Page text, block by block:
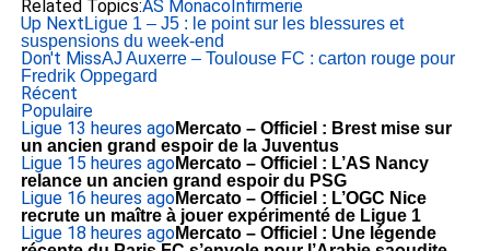
Related Topics:AS MonacoInfirmerie
Up Next Ligue 1 – J5 : le point sur les blessures et
suspensions du week-end
Don't MissAJ Auxerre – Toulouse FC : carton rouge pour
Fredrik Oppegard
Récent
Populaire
Ligue 13 heures agoMercato – Officiel : Brest mise sur
un ancien grand espoir de la Juventus
Ligue 15 heures agoMercato – Officiel : L’AS Nancy
relance un ancien grand espoir du PSG
Ligue 16 heures agoMercato – Officiel : L’OGC Nice
recrute un maître à jouer expérimenté de Ligue 1
Ligue 18 heures agoMercato – Officiel : Une légende